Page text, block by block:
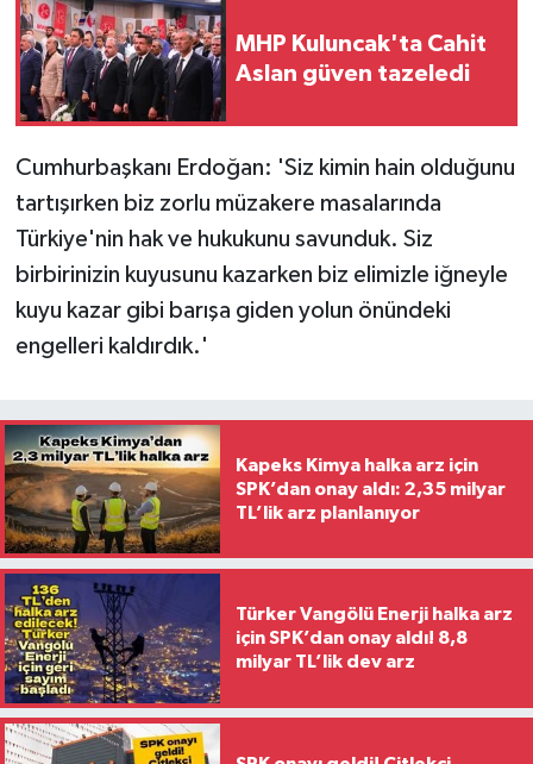
MHP Kuluncak'ta Cahit
Aslan güven tazeledi
Cumhurbaşkanı Erdoğan: 'Siz kimin hain olduğunu
tartışırken biz zorlu müzakere masalarında
Türkiye'nin hak ve hukukunu savunduk. Siz
birbirinizin kuyusunu kazarken biz elimizle iğneyle
kuyu kazar gibi barışa giden yolun önündeki
engelleri kaldırdık.'
Kapeks Kimya halka arz için
SPK’dan onay aldı: 2,35 milyar
TL’lik arz planlanıyor
Türker Vangölü Enerji halka arz
için SPK’dan onay aldı! 8,8
milyar TL’lik dev arz